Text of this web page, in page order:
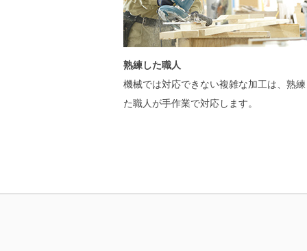
熟練した職人
機械では対応できない複雑な加工は、熟
た職人が手作業で対応します。